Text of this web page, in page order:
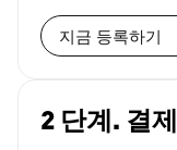
지금 등록하기
2 단계. 결